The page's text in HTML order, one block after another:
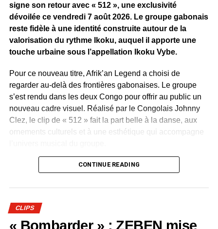
signe son retour avec « 512 », une exclusivité
dévoilée ce vendredi 7 août 2026. Le groupe gabonais
reste fidèle à une identité construite autour de la
valorisation du rythme Ikoku, auquel il apporte une
touche urbaine sous l’appellation Ikoku Vybe.
Pour ce nouveau titre, Afrik’an Legend a choisi de
regarder au-delà des frontières gabonaises. Le groupe
s’est rendu dans les deux Congo pour offrir au public un
nouveau cadre visuel. Réalisé par le Congolais Johnny
Clez, le clip de « 512 » fait la part belle à la danse, aux
ornements culturels et à une esthétique qui accompagne
Ce déplacement traduit aussi une ambition déjà affichée
la musique d’Afrik’an Legend et lui donner une résonance
Devenu l’un des classiques du groupe, « C’est comment
CONTINUE READING
CLIPS
« Bombarder » : ZEBEN mise